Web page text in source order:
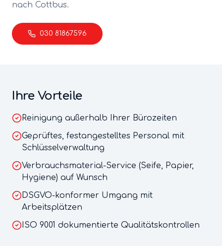
nach Cottbus.
030 81867596
Ihre Vorteile
Reinigung außerhalb Ihrer Bürozeiten
Geprüftes, festangestelltes Personal mit
Schlüsselverwaltung
Verbrauchsmaterial-Service (Seife, Papier,
Hygiene) auf Wunsch
DSGVO-konformer Umgang mit
Arbeitsplätzen
ISO 9001 dokumentierte Qualitätskontrollen